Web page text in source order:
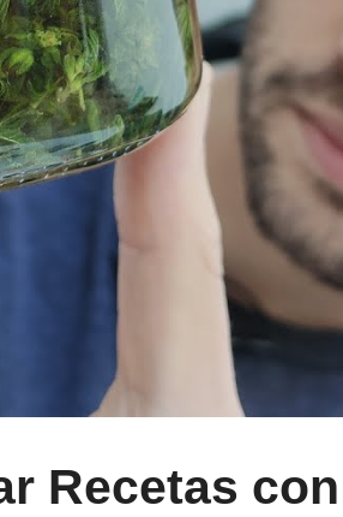
Recetas